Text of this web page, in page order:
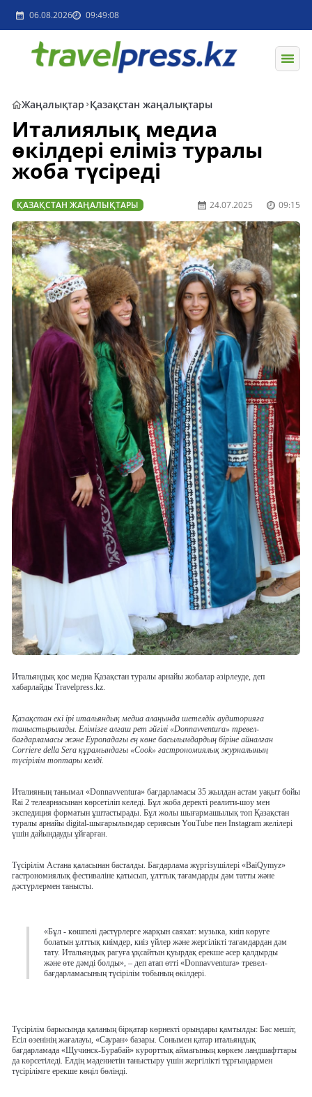
06.08.2026 09:49:08
Жаңалықтар Қазақстан жаңалықтары
Италиялық медиа
өкілдері еліміз туралы
жоба түсіреді
ҚАЗАҚСТАН ЖАҢАЛЫҚТАРЫ 24.07.2025 09:15
Итальяндық қос медиа Қазақстан туралы арнайы жобалар әзірлеуде, деп
хабарлайды Travelpress.kz.
Қазақстан екі ірі итальяндық медиа алаңында шетелдік аудиторияға
таныстырылады. Елімізге алғаш рет әйгілі «Donnavventura» тревел-
бағдарламасы және Еуропадағы ең көне басылымдардың біріне айналған
Corriere della Sera құрамындағы «Cook» гастрономиялық журналының
түсірілім топтары келді.
Италияның танымал «Donnavventura» бағдарламасы 35 жылдан астам уақыт бойы
Rai 2 телеарнасынан көрсетіліп келеді. Бұл жоба деректі реалити-шоу мен
экспедиция форматын ұштастырады. Бұл жолы шығармашылық топ Қазақстан
туралы арнайы digital-шығарылымдар сериясын YouTube пен Instagram желілері
үшін дайындауды ұйғарған.
Түсірілім Астана қаласынан басталды. Бағдарлама жүргізушілері «BaiQymyz»
гастрономиялық фестиваліне қатысып, ұлттық тағамдарды дәм татты және
дәстүрлермен танысты.
«Бұл - көшпелі дәстүрлерге жарқын саяхат: музыка, киіп көруге
болатын ұлттық киімдер, киіз үйлер және жергілікті тағамдардан дәм
тату. Итальяндық рагуға ұқсайтын қуырдақ ерекше әсер қалдырды
және өте дәмді болды», – деп атап өтті «Donnavventura» тревел-
бағдарламасының түсірілім тобының өкілдері.
Түсірілім барысында қаланың бірқатар көрнекті орындары қамтылды: Бас мешіт,
Есіл өзенінің жағалауы, «Сауран» базары. Сонымен қатар итальяндық
бағдарламада «Щучинск-Бурабай» курорттық аймағының көркем ландшафттары
да көрсетіледі. Елдің мәдениетін таныстыру үшін жергілікті тұрғындармен
түсірілімге ерекше көңіл бөлінді.